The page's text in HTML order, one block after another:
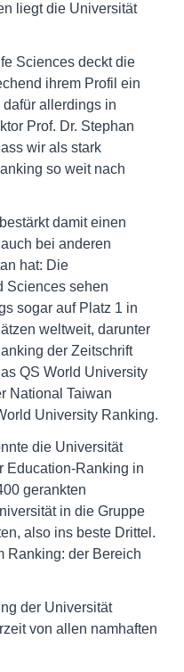
liegt die Universität
Sciences deckt die
ihrem Profil ein
allerdings in
Prof. Dr. Stephan
wir als stark
so weit nach
damit einen
bei anderen
hat: Die
Sciences sehen
sogar auf Platz 1 in
weltweit, darunter
der Zeitschrift
QS World University
National Taiwan
University Ranking.
die Universität
Education-Ranking in
gerankten
in die Gruppe
also ins beste Drittel.
Ranking: der Bereich
der Universität
von allen namhaften